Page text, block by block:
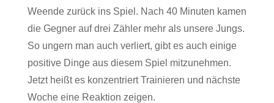
Weende zurück ins Spiel. Nach 40 Minuten kamen
die Gegner auf drei Zähler mehr als unsere Jungs.
So ungern man auch verliert, gibt es auch einige
positive Dinge aus diesem Spiel mitzunehmen.
Jetzt heißt es konzentriert Trainieren und nächste
Woche eine Reaktion zeigen.